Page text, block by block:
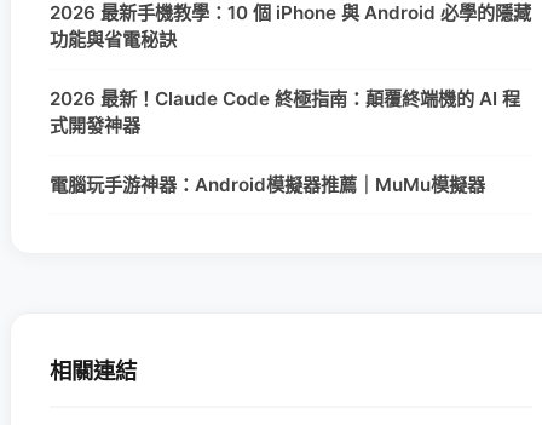
2026 最新手機教學：10 個 iPhone 與 Android 必學的隱藏
功能與省電秘訣
2026 最新！Claude Code 終極指南：顛覆終端機的 AI 程
式開發神器
電腦玩手游神器：Android模擬器推薦｜MuMu模擬器
相關連結